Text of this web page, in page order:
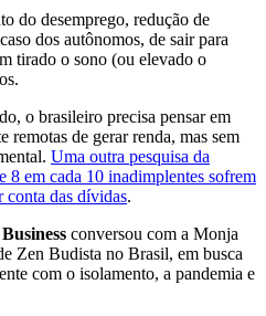
do desemprego, redução de
dos autônomos, de sair para
tirado o sono (ou elevado o
o brasileiro precisa pensar em
remotas de gerar renda, mas sem
Uma outra pesquisa da
em cada 10 inadimplentes sofrem
conta das dívidas.
conversou com a Monja
Zen Budista no Brasil, em busca
com o isolamento, a pandemia e